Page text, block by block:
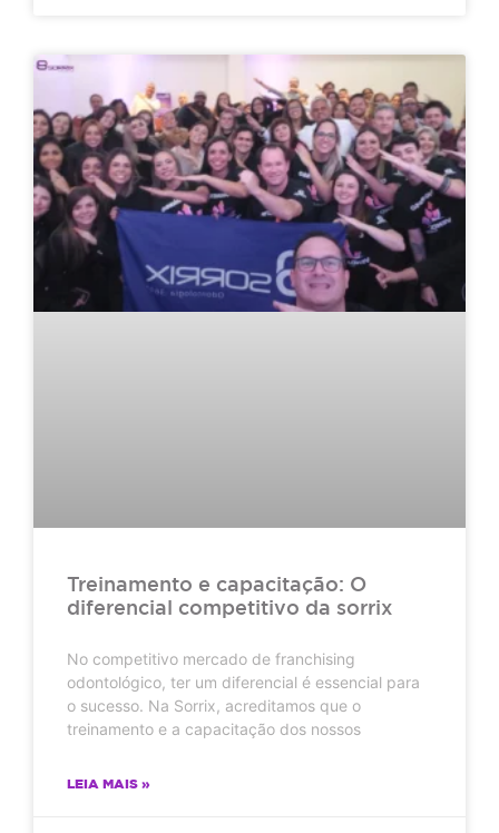
Treinamento e capacitação: O
diferencial competitivo da sorrix
No competitivo mercado de franchising
odontológico, ter um diferencial é essencial para
o sucesso. Na Sorrix, acreditamos que o
treinamento e a capacitação dos nossos
LEIA MAIS »